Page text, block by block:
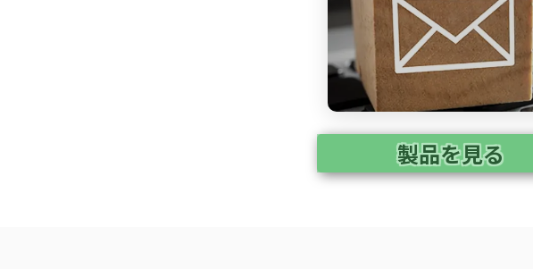
製品を見る